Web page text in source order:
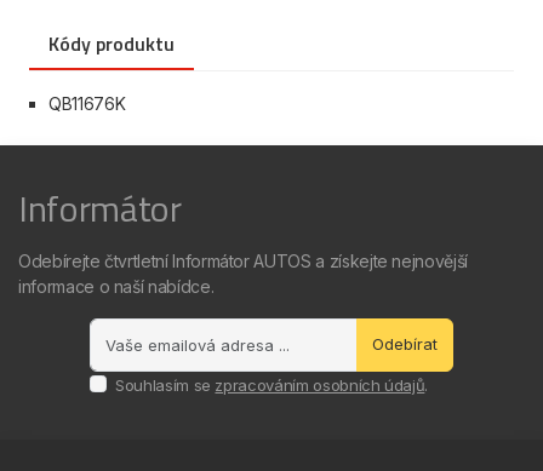
Kódy produktu
QB11676K
Informátor
Odebírejte čtvrtletní Informátor AUTOS a získejte nejnovější
informace o naší nabídce.
Odebírat
Souhlasím se zpracováním osobních údajů.